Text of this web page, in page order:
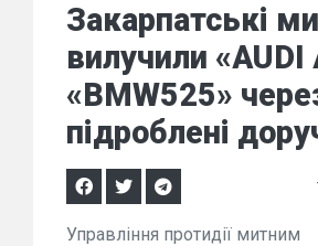
Закарпатські
вилучили «AUDI
«BMW525»
підроблені
Управління протидії митним